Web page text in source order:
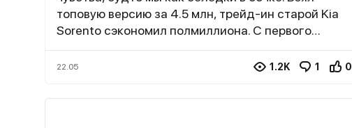
топовую версию за 4.5 млн, трейд-ин старой Kia
Sorento сэкономил полмиллиона. С первого
скрытые дверные ручки и агрессивная решётка —
фильма!» Салон оказался просторнее, чем я
22.05 1.2K 1 0